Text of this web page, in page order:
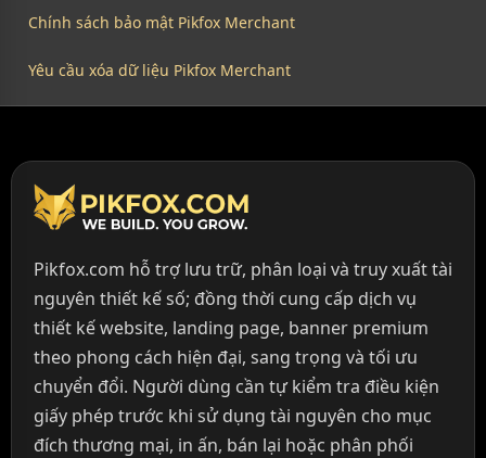
Chính sách bảo mật Pikfox Merchant
Yêu cầu xóa dữ liệu Pikfox Merchant
Pikfox.com hỗ trợ lưu trữ, phân loại và truy xuất tài
nguyên thiết kế số; đồng thời cung cấp dịch vụ
thiết kế website, landing page, banner premium
theo phong cách hiện đại, sang trọng và tối ưu
chuyển đổi. Người dùng cần tự kiểm tra điều kiện
giấy phép trước khi sử dụng tài nguyên cho mục
đích thương mại, in ấn, bán lại hoặc phân phối